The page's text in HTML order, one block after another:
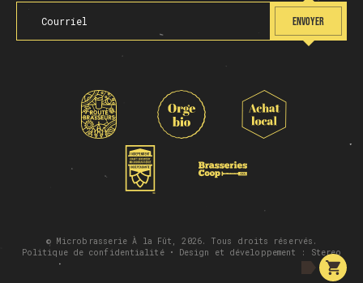
ENVOYER
© Microbrasserie À la Fût, 2026. Tous droits réservés.
Politique de confidentialité• Design et développement : Stereo